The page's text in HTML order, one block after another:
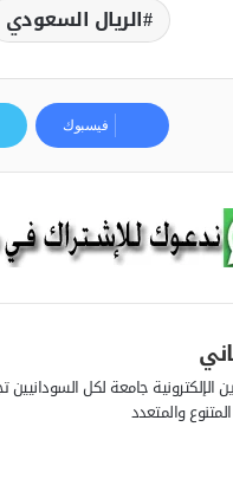
الريال السعودي
فيسبوك
الإلكترونية جامعة لكل السودانيين
والمتعدد